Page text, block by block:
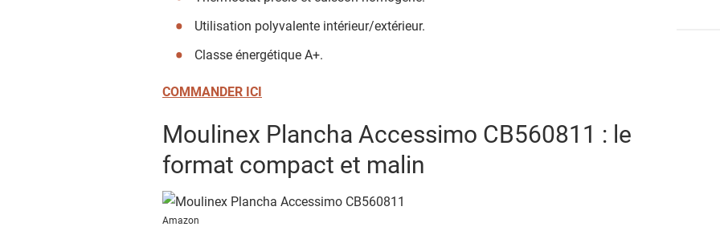
Utilisation polyvalente intérieur/extérieur.
Classe énergétique A+.
COMMANDER ICI
Moulinex Plancha Accessimo CB560811 : le
format compact et malin
Amazon